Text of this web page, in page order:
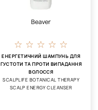
Beaver
ЕНЕРГЕТИЧНИЙ ШАМПУНЬ ДЛЯ
ГУСТОТИ ТА ПРОТИ ВИПАДАННЯ
ВОЛОССЯ
SCALPLIFE BOTANICAL THERAPY
SCALP ENERGY CLEANSER